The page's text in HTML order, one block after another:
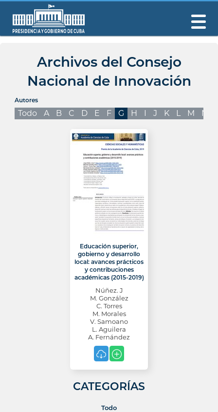
Archivos del Consejo
Nacional de Innovación
Autores
Todo A B C D E F G H I J K L M N
Educación superior,
gobierno y desarrollo
local: avances prácticos
y contribuciones
académicas (2015-2019)
Núñez. J
M. González
C. Torres
M. Morales
V. Samoano
L. Aguilera
A. Fernández
CATEGORÍAS
Todo